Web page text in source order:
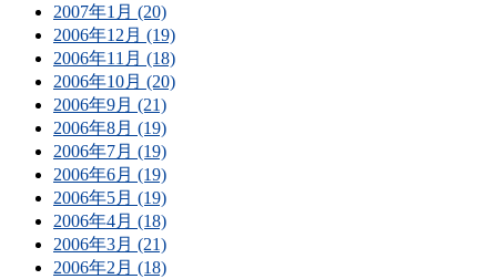
2007年1月 (20)
2006年12月 (19)
2006年11月 (18)
2006年10月 (20)
2006年9月 (21)
2006年8月 (19)
2006年7月 (19)
2006年6月 (19)
2006年5月 (19)
2006年4月 (18)
2006年3月 (21)
2006年2月 (18)